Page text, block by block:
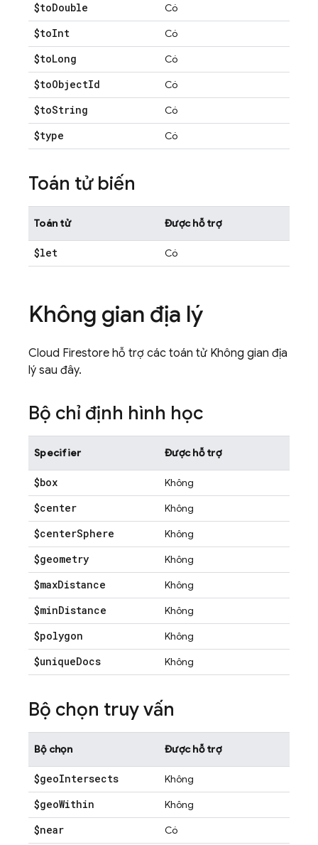
$toDouble Có
$toInt Có
$toLong Có
$toObjectId Có
$toString Có
$type Có
Toán tử biến
Toán tử Được hỗ trợ
$let Có
Không gian địa lý
Cloud Firestore hỗ trợ các toán tử Không gian địa
lý sau đây.
Bộ chỉ định hình học
Specifier Được hỗ trợ
$box Không
$center Không
$centerSphere Không
$geometry Không
$maxDistance Không
$minDistance Không
$polygon Không
$uniqueDocs Không
Bộ chọn truy vấn
Bộ chọn Được hỗ trợ
$geoIntersects Không
$geoWithin Không
$near Có